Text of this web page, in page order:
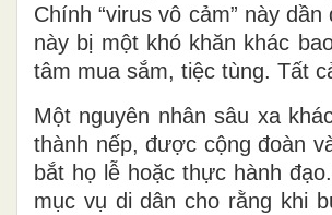
Chính “virus vô cảm” này
này bị một khó khăn khác
tâm mua sắm, tiệc tùng. Tất
Một nguyên nhân sâu xa
thành nếp, được cộng đoàn
bắt họ lễ hoặc thực hành
mục vụ di dân cho rằng khi